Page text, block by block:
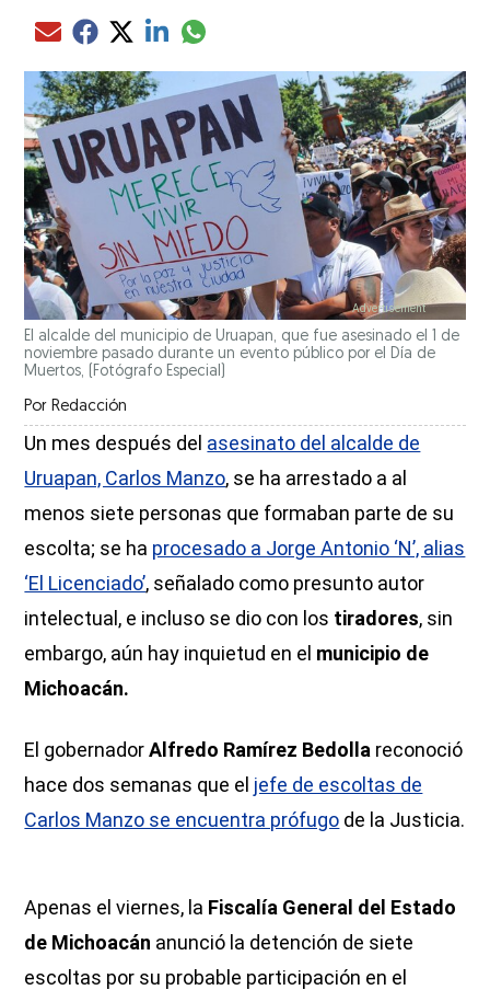
Compartir el artículo actual mediante Email
Compartir el artículo actual mediante Facebook
Compartir el artículo actual mediante Twitter
Compartir el artículo actual mediante LinkedIn
Compartir el artículo actual mediante
El alcalde del municipio de Uruapan, que fue asesinado el 1 de
noviembre pasado durante un evento público por el Día de
Muertos,
(Fotógrafo Especial)
Por Redacción
Un mes después del asesinato del alcalde de
Uruapan, Carlos Manzo, se ha arrestado a al
menos siete personas que formaban parte de su
escolta; se ha procesado a Jorge Antonio ‘N’, alias
‘El Licenciado’, señalado como presunto autor
intelectual, e incluso se dio con los tiradores, sin
embargo, aún hay inquietud en el municipio de
Michoacán.
El gobernadorAlfredo Ramírez Bedolla reconoció
hace dos semanas que el jefe de escoltas de
Carlos Manzo se encuentra prófugo de la Justicia.
Apenas el viernes, la Fiscalía General del Estado
de Michoacán anunció la detención de siete
escoltas por su probable participación en el